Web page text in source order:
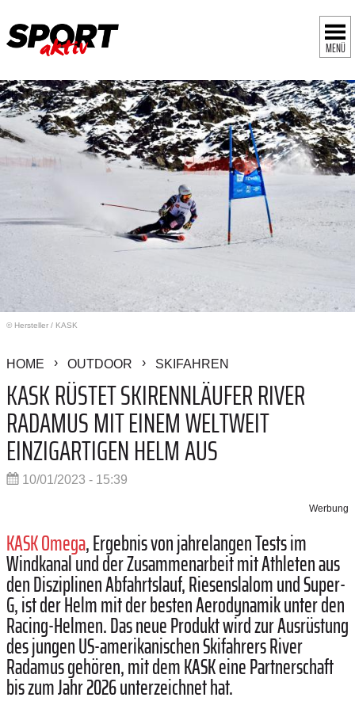
MENÜ
© Hersteller / KASK
HOME OUTDOOR SKIFAHREN
KASK RÜSTET SKIRENNLÄUFER RIVER
RADAMUS MIT EINEM WELTWEIT
EINZIGARTIGEN HELM AUS
10/01/2023 - 15:39
Werbung
KASK Omega, Ergebnis von jahrelangen Tests im
Windkanal und der Zusammenarbeit mit Athleten aus
den Disziplinen Abfahrtslauf, Riesenslalom und Super-
G, ist der Helm mit der besten Aerodynamik unter den
Racing-Helmen. Das neue Produkt wird zur Ausrüstung
des jungen US-amerikanischen Skifahrers River
Radamus gehören, mit dem KASK eine Partnerschaft
bis zum Jahr 2026 unterzeichnet hat.